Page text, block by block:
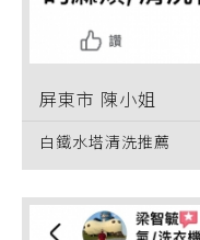
屏東市 陳小姐
白鐵水塔清洗推薦